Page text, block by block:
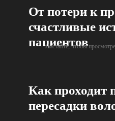
От потери к
счастливые
пациентов
Листайте, чтобы
Как проходит
пересадки